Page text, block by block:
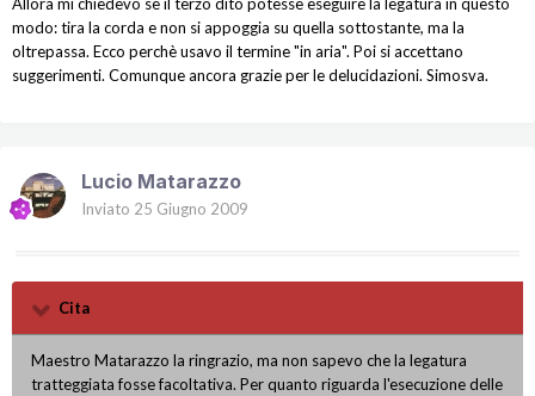
Allora mi chiedevo se il terzo dito potesse eseguire la legatura in questo
modo: tira la corda e non si appoggia su quella sottostante, ma la
oltrepassa. Ecco perchè usavo il termine "in aria". Poi si accettano
suggerimenti. Comunque ancora grazie per le delucidazioni. Simosva.
Lucio Matarazzo
Inviato 25 Giugno 2009
Cita
Maestro Matarazzo la ringrazio, ma non sapevo che la legatura
tratteggiata fosse facoltativa. Per quanto riguarda l'esecuzione delle